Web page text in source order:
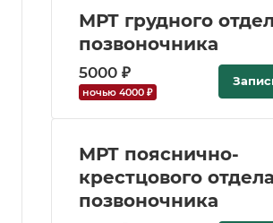
МРТ грудного
позвоночника
5000 ₽
ночью 4000 ₽
МРТ пояснично-
крестцового отдела
позвоночника